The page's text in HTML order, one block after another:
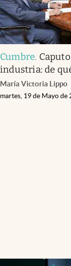
Cumbre.
industria: de
María Victoria Lippo
martes, 19 de Mayo de